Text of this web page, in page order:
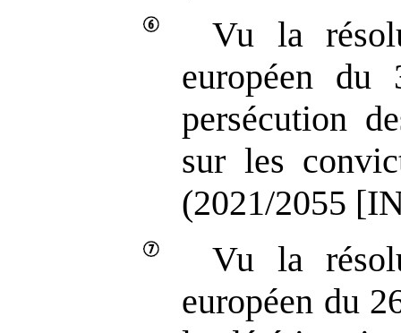
Vu la
européen
persécution
sur les
(2021/2055
Vu la
européen du